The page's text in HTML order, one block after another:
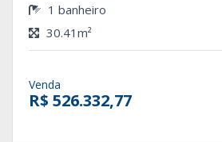
1 banheiro
30.41m²
Venda
R$ 526.332,77